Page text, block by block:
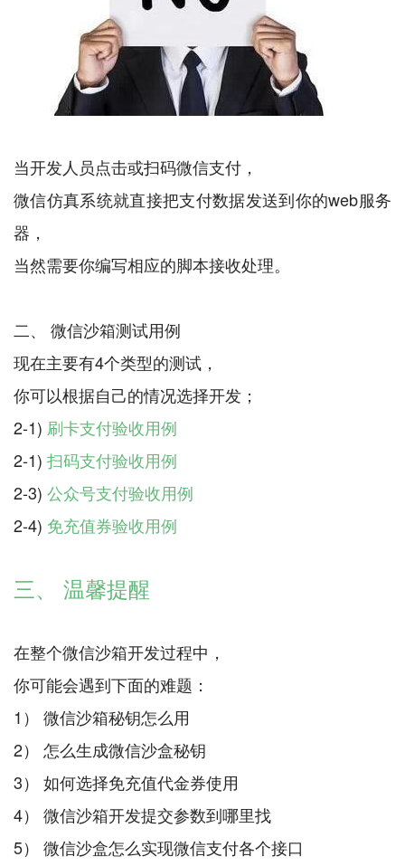
当开发人员点击或扫码微信支付，
微信仿真系统就直接把支付数据发送到你的web服务
器，
当然需要你编写相应的脚本接收处理。
二、 微信沙箱测试用例
现在主要有4个类型的测试，
你可以根据自己的情况选择开发；
2-1) 刷卡支付验收用例
2-1) 扫码支付验收用例
2-3) 公众号支付验收用例
2-4) 免充值券验收用例
三、 温馨提醒
在整个微信沙箱开发过程中，
你可能会遇到下面的难题：
1） 微信沙箱秘钥怎么用
2） 怎么生成微信沙盒秘钥
3） 如何选择免充值代金券使用
4） 微信沙箱开发提交参数到哪里找
5） 微信沙盒怎么实现微信支付各个接口